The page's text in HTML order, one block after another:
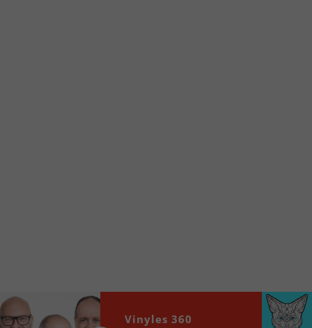
Audio
Player
00:00
Vinyles 360